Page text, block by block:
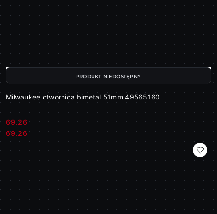
Milwaukee otwornica bimetal 51mm 49565160
Cena:
69.26
Cena:
69.26
PRODUKT NIEDOSTĘPNY